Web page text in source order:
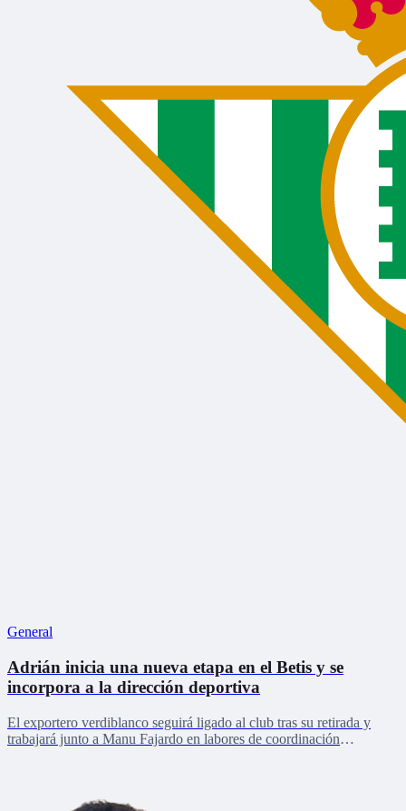
General
Adrián inicia una nueva etapa en el Betis y se
incorpora a la dirección deportiva
El exportero verdiblanco seguirá ligado al club tras su retirada y
trabajará junto a Manu Fajardo en labores de coordinación